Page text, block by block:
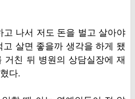
고 나서 저도 돈을 벌고 살아야
살면 좋을까 생각을 하게 됐
거친 뒤 병원의 상담실장에 재
다.